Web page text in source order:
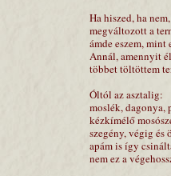
Ha hiszed, ha nem,
megváltozott a
ámde eszem,
Annál, amennyit
többet töltöttem
Óltól az asztalig:
moslék, dagonya,
kézkímélő
szegény, végig és
apám is így
nem ez a